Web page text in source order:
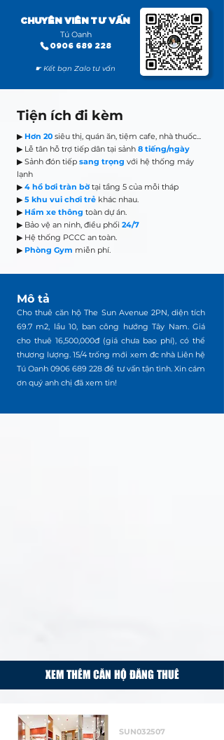
CHUYÊN VIÊN TƯ VẤN
Tú Oanh
0906 689 228
☛ Kết bạn Zalo tư vấn
Tiện ích đi kèm
▶ Hơn 20 siêu thị, quán ăn, tiệm cafe, nhà thuốc...
▶ Lễ tân hỗ trợ tiếp dân tại sảnh 8 tiếng/ngày
▶ Sảnh đón tiếp sang trọng với hệ thống máy
lạnh
▶ 4 hồ bơi tràn bờ tại tầng 5 của mỗi tháp
▶ 5 khu vui chơi trẻ khác nhau.
▶ Hầm xe thông toàn dự án.
▶ Bảo vệ an ninh, điều phối 24/7
▶ Hệ thống PCCC an toàn.
▶ Phòng Gym miễn phí.
Mô tả
Cho thuê căn hộ The Sun Avenue 2PN, diện tích
69.7 m2, lầu 10, ban công hướng Tây Nam. Giá
cho thuê 16,500,000đ (giá chưa bao phí), có thể
thương lượng. 15/4 trống mới xem đc nhà Liên hệ
Tú Oanh0906 689 228 để tư vấn tận tình. Xin cám
ơn quý anh chị đã xem tin!
XEM THÊM CĂN HỘ ĐĂNG THUÊ
SUN032507